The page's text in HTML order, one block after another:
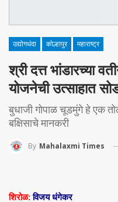
उद्योगधंदा कोल्हापुर महाराष्ट्र
श्री दत्त भांडारच्या
योजनेची उत्साहात
बुधाजी गोपाळ चूडमुंगे हे एक
बक्षिसाचे मानकरी
By Mahalaxmi Times
शिरोळ:विजय धंगेकर